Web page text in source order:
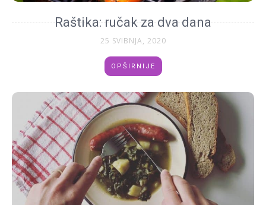
Raštika: ručak za dva dana
25 SVIBNJA, 2020
OPŠIRNIJE